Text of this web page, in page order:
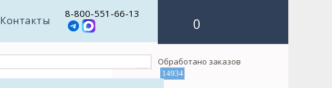
Контакты
8-800-551-66-13
0
Обработано заказов
14934